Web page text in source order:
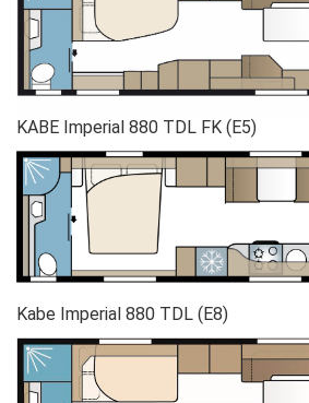
KABE Imperial 880 TDL FK (E5)
Kabe Imperial 880 TDL (E8)